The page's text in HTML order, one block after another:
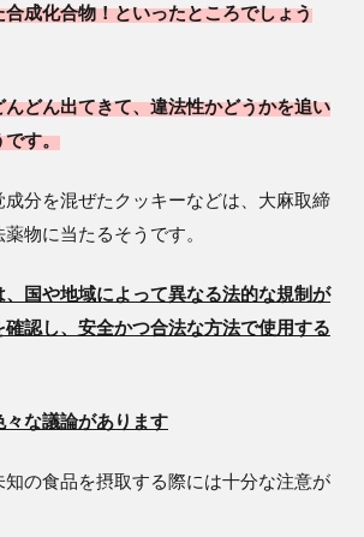
成化合物！といったところでしょう
どん出てきて、違法性かどうかを追い
です。
成分を混ぜたクッキーなどは、大麻取締
物に当たるそうです。
国や地域によって異なる法的な規制が
認し、安全かつ合法な方法で使用する
な議論があります
の食品を摂取する際には十分な注意が